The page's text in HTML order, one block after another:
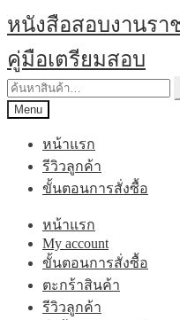
Skip
to
navigation
Skip
to
content
หนังสือสอบงานรา
คู่มือเตรียมสอบ
ค้นหา:
Menu
หน้าแรก
รีวิวลูกค้า
ขั้นตอนการสั่งซื้อ
หน้าแรก
My account
ขั้นตอนการสั่งซื้อ
ตะกร้าสินค้า
รีวิวลูกค้า